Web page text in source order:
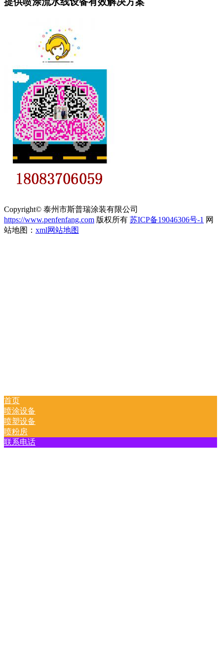
Copyright© 泰州市斯普瑞涂装有限公司
https://www.penfenfang.com 版权所有 苏ICP备19046306号-1 网
站地图： xml网站地图
首页
喷涂设备
喷塑设备
喷粉房
联系电话